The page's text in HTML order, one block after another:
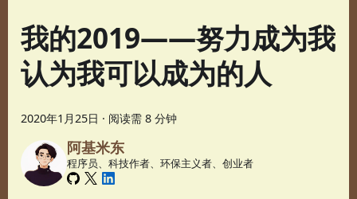
我的2019——努力成为我
认为我可以成为的人
2020年1月25日 · 阅读需 8 分钟
阿基米东
程序员、科技作者、环保主义者、创业者